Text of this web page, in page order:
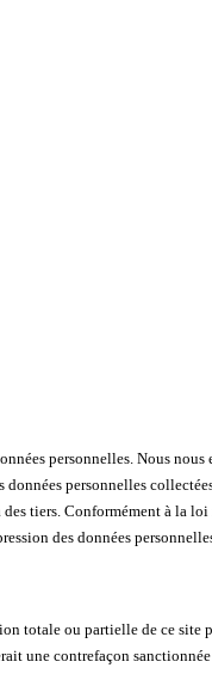
personnelles. Nous nous
personnelles
tiers. Conformément à la
des données
totale ou partielle de ce site
une contrefaçon